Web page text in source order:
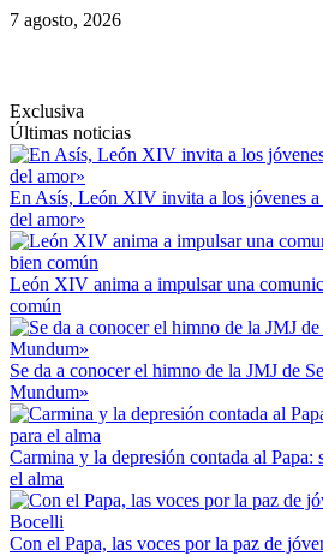
Saltar
7 agosto, 2026
Exclusiva
Últimas noticias
En Asís, León XIV invita a los jóvenes
del amor»
León XIV anima a impulsar una
común
Se da a conocer el himno de la JMJ de
Mundum»
Carmina y la depresión contada al Papa:
el alma
Con el Papa, las voces por la paz de